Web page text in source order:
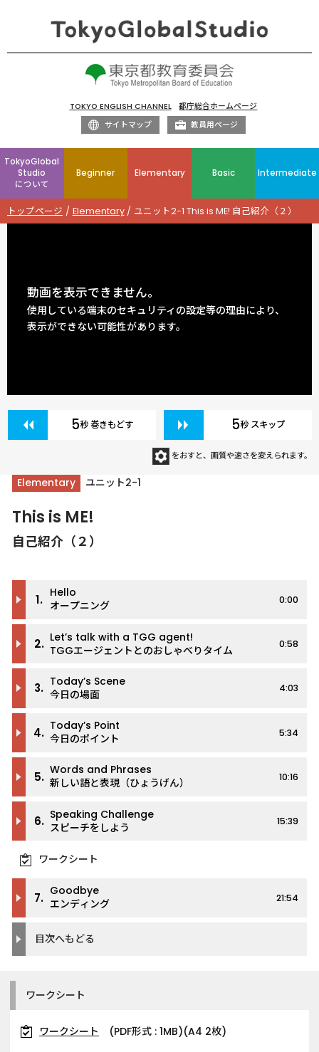
TOKYO ENGLISH CHANNEL
都庁総合ホームページ
サイトマップ
教員用ページ
TokyoGlobal
Studio
について
Beginner Elementary Basic Intermediate
トップページ Elementary ユニット2-1 This is ME! 自己紹介（２）
Elementary ユニット2-1
This is ME!
自己紹介（２）
1. Hello
オープニング
0:00
2. Let’s talk with a TGG agent!
TGGエージェントとのおしゃべりタイム
0:58
3. Today’s Scene
今日の場面
4:03
4. Today’s Point
今日のポイント
5:34
5. Words and Phrases
新しい語と表現（ひょうげん）
10:16
6. Speaking Challenge
スピーチをしよう
15:39
ワークシート
7. Goodbye
エンディング
21:54
目次へもどる
ワークシート
ワークシート (PDF形式 : 1MB)(A4 2枚)
動画を表示できません。
使用している端末のセキュリティの設定等の理由により、
表示ができない可能性があります。
5秒 巻きもどす 5秒 スキップ
をおすと、画質や速さを変えられます。